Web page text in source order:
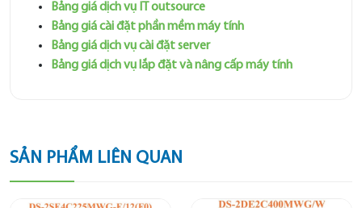
Bảng giá dịch vụ IT outsource
Bảng giá cài đặt phần mềm máy tính
Bảng giá dịch vụ cài đặt server
Bảng giá dịch vụ lắp đặt và nâng cấp máy tính
SẢN PHẨM LIÊN QUAN